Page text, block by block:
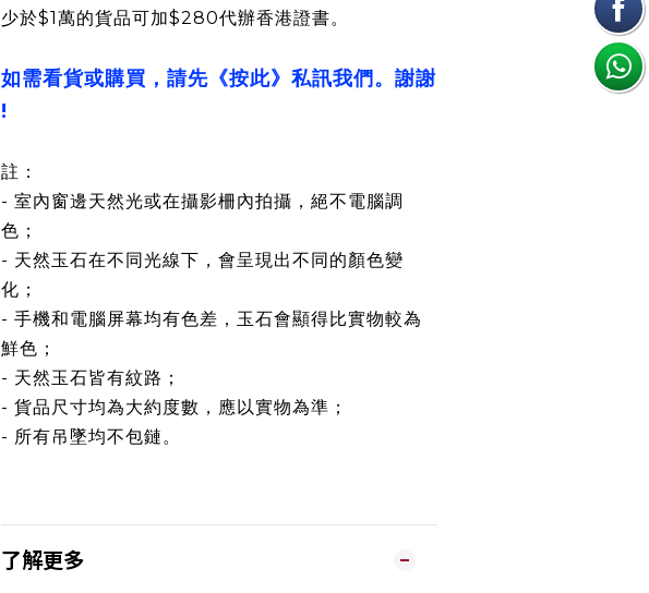
少於$1萬的貨品可加$280代辦香港證書。
如需看貨或購買，請先《按此》私訊我們。謝謝
!
註：
- 室內窗邊天然光或在攝影柵內拍攝，絕不電腦調
色；
- 天然玉石在不同光線下，會呈現出不同的顏色變
化；
- 手機和電腦屏幕均有色差，玉石會顯得比實物較為
鮮色；
- 天然玉石皆有紋路；
- 貨品尺寸均為大約度數，應以實物為準；
- 所有吊墜均不包鏈。
了解更多